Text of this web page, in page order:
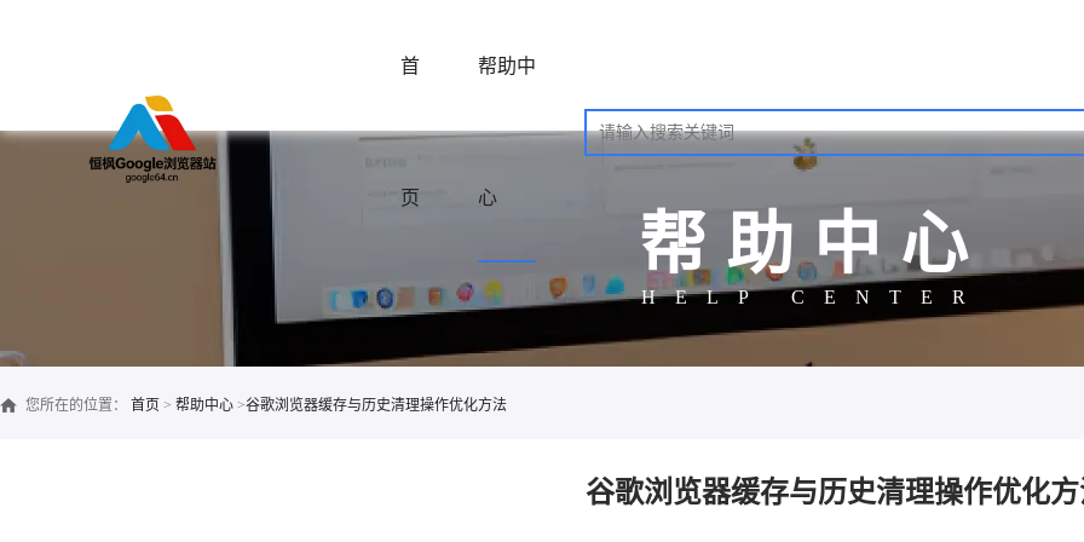
首
页
帮助中
心
帮助中心
HELP CENTER
您所在的位置： 首页 > 帮助中心 >谷歌浏览器缓存与历史清理操作优化方法
谷歌浏览器缓存与历史清理操作优化